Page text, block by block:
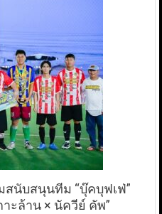
สนับสนุนทีม “บุ๊คบุฟเฟ่”
ะล้าน × นัควีย์ คัพ”